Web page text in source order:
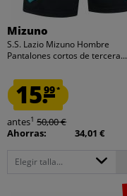
Mizuno
S.S. Lazio Mizuno Hombre
Pantalones cortos de tercera...
15.99*
antes1 50,00 €
Ahorras:
34,01 €
Elegir talla...